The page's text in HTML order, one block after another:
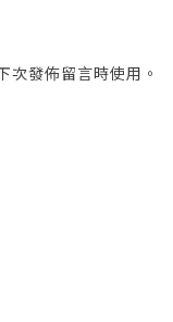
發佈留言時使用。